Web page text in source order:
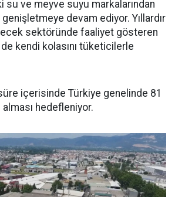
su ve meyve suyu markalarından
genişletmeye devam ediyor. Yıllardır
sektöründe faaliyet gösteren
kendi kolasını tüketicilerle
içerisinde Türkiye genelinde 81
hedefleniyor.